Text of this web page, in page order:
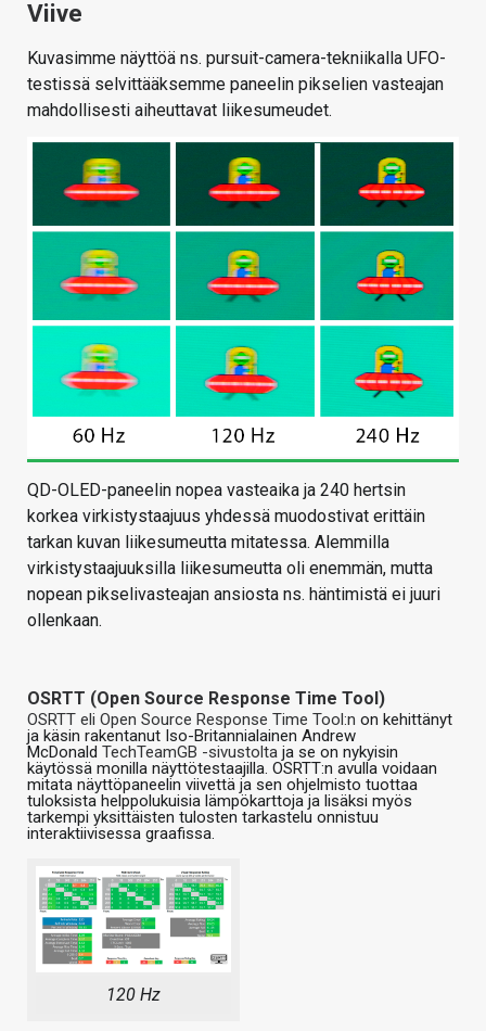
Viive
Kuvasimme näyttöä ns. pursuit-camera-tekniikalla UFO-
testissä selvittääksemme paneelin pikselien vasteajan
mahdollisesti aiheuttavat liikesumeudet.
QD-OLED-paneelin nopea vasteaika ja 240 hertsin
korkea virkistystaajuus yhdessä muodostivat erittäin
tarkan kuvan liikesumeutta mitatessa. Alemmilla
virkistystaajuuksilla liikesumeutta oli enemmän, mutta
nopean pikselivasteajan ansiosta ns. häntimistä ei juuri
ollenkaan.
OSRTT (Open Source Response Time Tool)
OSRTT eli Open Source Response Time Tool:n on kehittänyt
ja käsin rakentanut Iso-Britannialainen Andrew
McDonald TechTeamGB -sivustolta ja se on nykyisin
käytössä monilla näyttötestaajilla. OSRTT:n avulla voidaan
mitata näyttöpaneelin viivettä ja sen ohjelmisto tuottaa
tuloksista helppolukuisia lämpökarttoja ja lisäksi myös
tarkempi yksittäisten tulosten tarkastelu onnistuu
interaktiivisessa graafissa.
120 Hz